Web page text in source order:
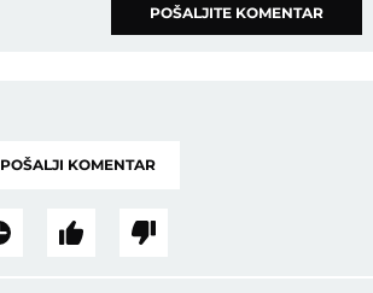
POŠALJITE KOMENTAR
POŠALJI KOMENTAR